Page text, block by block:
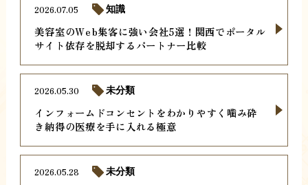
美容室のWeb集客に強い会社5選！関西でポータル
サイト依存を脱却するパートナー比較
2026.07.05 知識
インフォームドコンセントをわかりやすく噛み砕
き納得の医療を手に入れる極意
2026.05.30 未分類
2026.05.28 未分類